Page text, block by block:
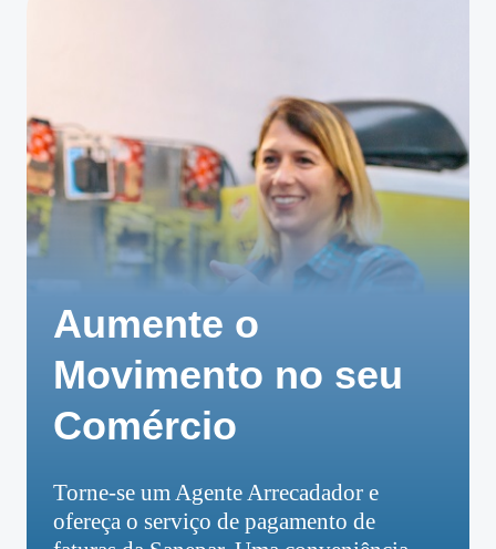
Aumente o
Movimento no seu
Comércio
Torne-se um Agente Arrecadador e
ofereça o serviço de pagamento de